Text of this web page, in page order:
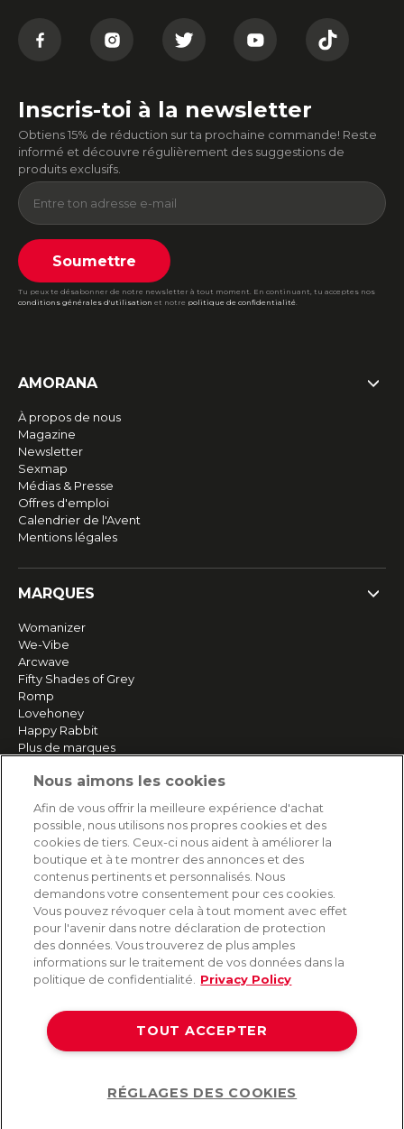
Inscris-toi à la newsletter
Obtiens 15% de réduction sur ta prochaine commande! Reste
informé et découvre régulièrement des suggestions de
produits exclusifs.
Soumettre
Tu peux te désabonner de notre newsletter à tout moment. En continuant, tu acceptes nos
conditions générales d'utilisation et notre politique de confidentialité.
AMORANA
À propos de nous
Magazine
Newsletter
Sexmap
Médias & Presse
Offres d'emploi
Calendrier de l'Avent
Mentions légales
MARQUES
Womanizer
We-Vibe
Arcwave
Fifty Shades of Grey
Romp
Lovehoney
Happy Rabbit
Plus de marques
SERVICE
Livraison rapide et gratuite
Retours & remboursements
Paiement sécurisé
AIDE
Contact
Livraison et expédition
Foire aux questions
Protection des données
Nous aimons les cookies
Afin de vous offrir la meilleure expérience d'achat
possible, nous utilisons nos propres cookies et des
cookies de tiers. Ceux-ci nous aident à améliorer la
boutique et à te montrer des annonces et des
contenus pertinents et personnalisés. Nous
demandons votre consentement pour ces cookies.
Vous pouvez révoquer cela à tout moment avec effet
pour l'avenir dans notre déclaration de protection
des données. Vous trouverez de plus amples
informations sur le traitement de vos données dans la
politique de confidentialité.
Privacy Policy
TOUT ACCEPTER
RÉGLAGES DES COOKIES